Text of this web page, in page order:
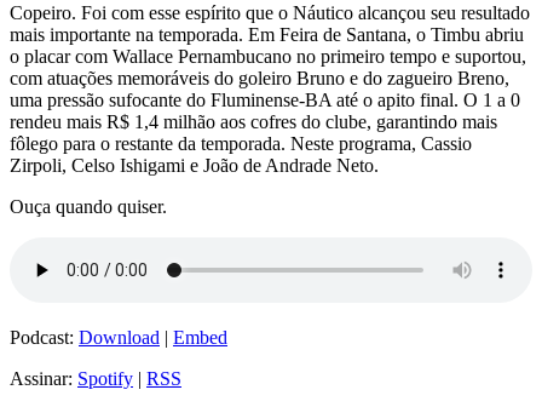
Copeiro. Foi com esse espírito que o Náutico alcançou seu resultado
mais importante na temporada. Em Feira de Santana, o Timbu abriu
o placar com Wallace Pernambucano no primeiro tempo e suportou,
com atuações memoráveis do goleiro Bruno e do zagueiro Breno,
uma pressão sufocante do Fluminense-BA até o apito final. O 1 a 0
rendeu mais R$ 1,4 milhão aos cofres do clube, garantindo mais
fôlego para o restante da temporada. Neste programa, Cassio
Zirpoli, Celso Ishigami e João de Andrade Neto.
Ouça quando quiser.
Podcast: Download | Embed
Assinar: Spotify | RSS